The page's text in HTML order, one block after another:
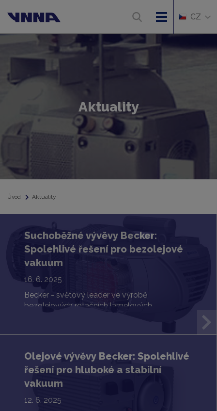
CZ
Aktuality
Úvod Aktuality
Suchoběžné vývěvy Becker:
Spolehlivé řešení pro bezolejové
vakuum
16. 6. 2025
Becker - světový leader ve výrobě
bezolejových rotačních lamelových
Olejové vývěvy Becker: Spolehlivé
řešení pro hluboké a stabilní
vakuum
12. 6. 2025